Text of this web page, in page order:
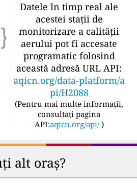
Datele în timp real ale
acestei stații de
monitorizare a calității
aerului pot fi accesate
programatic folosind
această adresă URL API:
aqicn.org/data-platform/a
pi/H2088
(Pentru mai multe informații,
consultați pagina
API:aqicn.org/api/ )
alt oraș?